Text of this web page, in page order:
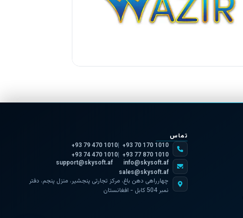
تماس
+93 70 170 1010
+93 79 470 1010
+93 77 870 1010
+93 74 470 1010
info@skysoft.af
support@skysoft.af
sales@skysoft.af
چهارراهی دهن باغ، مرکز تجارتی پنجشیر، منزل پنجم، دفتر
نمبر 504 کابل - افغانستان